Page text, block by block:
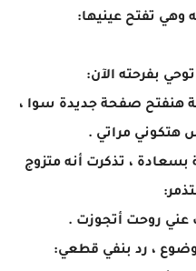
وهي تفتح عينيها:
بفرحته الآن:
هنفتح صفحة جديدة سوا ،
هتكوني مراتي .
، تذكرت أنه متزوج
عني روحت أتجوزت .
، رد بنفي قطعي: